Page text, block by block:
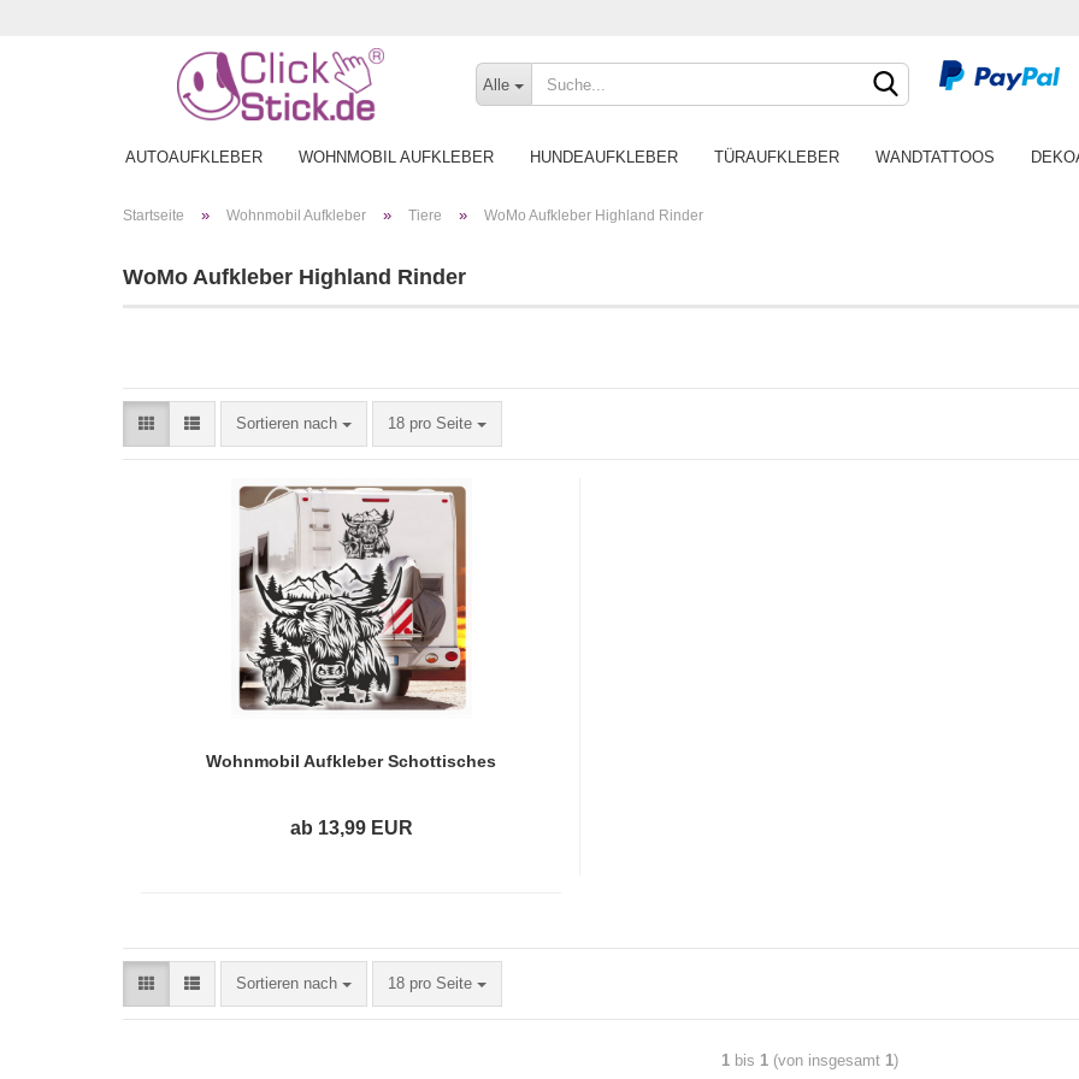
Alle
AUTOAUFKLEBER WOHNMOBIL AUFKLEBER HUNDEAUFKLEBER TÜRAUFKLEBER WANDTATTOOS
Startseite » Wohnmobil Aufkleber » Tiere » WoMo Aufkleber Highland Rinder
WoMo Aufkleber Highland Rinder
Sortieren nach 18 pro Seite
Wohnmobil Aufkleber Schottisches
ab 13,99 EUR
Sortieren nach 18 pro Seite
1bis 1(von insgesamt 1)